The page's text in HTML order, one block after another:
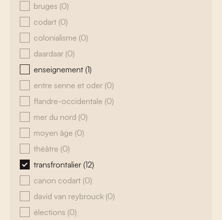
bruges (0)
codart (0)
colonialisme (0)
daardaar (0)
enseignement (1)
entre senne et oder (0)
flandre-occidentale (0)
mer du nord (0)
moyen âge (0)
théâtre (0)
transfrontalier (12)
canon codart (0)
david van reybrouck (0)
élections (0)